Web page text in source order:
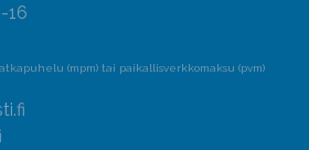
16
(mpm) tai paikallisverkkomaksu (pvm)